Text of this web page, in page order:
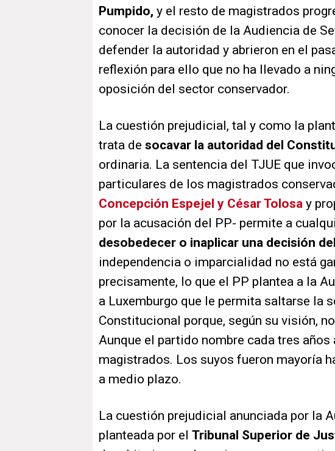
Pumpido, y el resto de magistrados
conocer la decisión de la Audiencia de
defender la autoridad y abrieron en el
reflexión para ello que no ha llevado a
oposición del sector conservador.
La cuestión prejudicial, tal y como la
trata de socavar la autoridad del
ordinaria. La sentencia del TJUE que
particulares de los magistrados
Concepción Espejel y César Tolosa y
por la acusación del PP- permite a
desobedecer o inaplicar una decisión
independencia o imparcialidad no está
precisamente, lo que el PP plantea a la
a Luxemburgo que le permita saltarse la
Constitucional porque, según su visión,
Aunque el partido nombre cada tres años
magistrados. Los suyos fueron mayoría
a medio plazo.
La cuestión prejudicial anunciada por la
planteada por el Tribunal Superior de